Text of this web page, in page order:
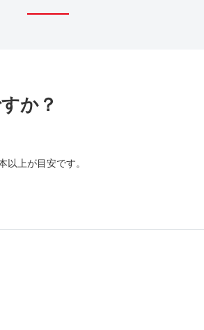
か？
以上が目安です。